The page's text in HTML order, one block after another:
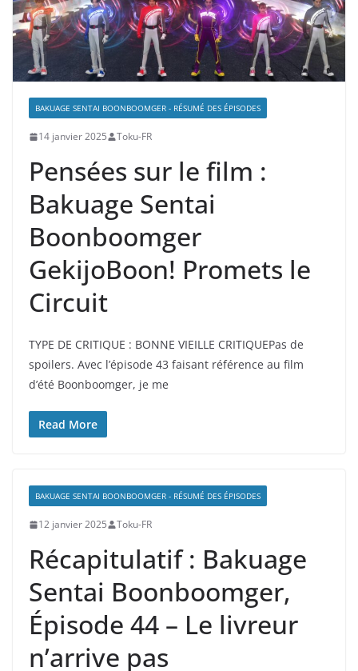
BAKUAGE SENTAI BOONBOOMGER - RÉSUMÉ DES ÉPISODES
14 janvier 2025 Toku-FR
Pensées sur le film :
Bakuage Sentai
Boonboomger
GekijoBoon! Promets le
Circuit
TYPE DE CRITIQUE : BONNE VIEILLE CRITIQUEPas de
spoilers. Avec l’épisode 43 faisant référence au film
d’été Boonboomger, je me
Read More
BAKUAGE SENTAI BOONBOOMGER - RÉSUMÉ DES ÉPISODES
12 janvier 2025 Toku-FR
Récapitulatif : Bakuage
Sentai Boonboomger,
Épisode 44 – Le livreur
n’arrive pas